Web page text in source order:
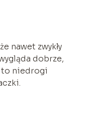
nawet zwykły
dobrze,
niedrogi